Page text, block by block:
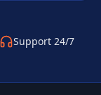
Support 24/7